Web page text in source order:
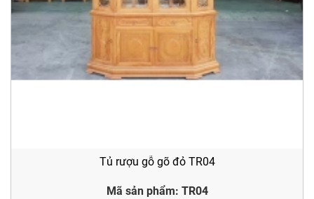
Tủ rượu gỗ gõ đỏ TR04
Mã sản phẩm: TR04